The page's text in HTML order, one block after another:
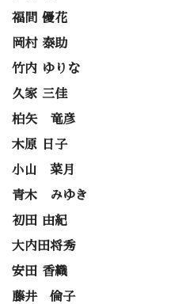
福間 優花
岡村 泰助
竹内 ゆりな
久家 三佳
柏矢 竜彦
木原 日子
小山 菜月
青木 みゆき
初田 由紀
大内田将秀
安田 香織
藤井 倫子